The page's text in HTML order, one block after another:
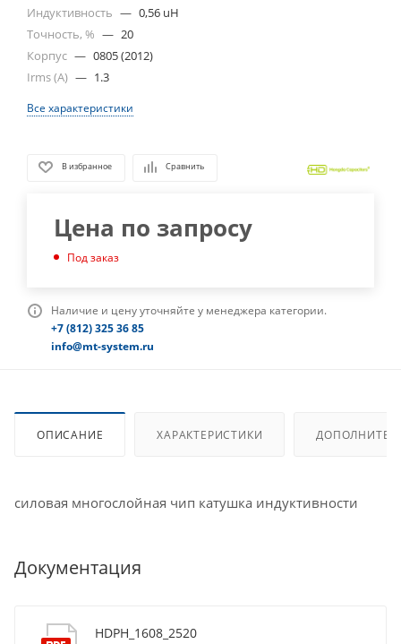
Индуктивность — 0,56 uH
Точность, % — 20
Корпус — 0805 (2012)
Irms (A) — 1.3
Все характеристики
В избранное Сравнить
Цена по запросу
Под заказ
Наличие и цену уточняйте у менеджера категории.
+7 (812) 325 36 85
info@mt-system.ru
ОПИСАНИЕ ХАРАКТЕРИСТИКИ
силовая многослойная чип катушка индуктивности
Документация
HDPH_1608_2520